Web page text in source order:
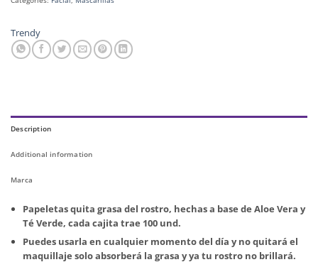
Trendy
Description
Additional information
Marca
Papeletas quita grasa del rostro, hechas a base de Aloe Vera y
Té Verde, cada cajita trae 100 und.
Puedes usarla en cualquier momento del día y no quitará el
maquillaje solo absorberá la grasa y ya tu rostro no brillará.